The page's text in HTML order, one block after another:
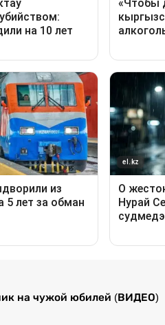
на чужой юбилей (ВИДЕО)